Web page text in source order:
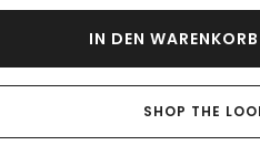
IN DEN WARENKORB
SHOP THE